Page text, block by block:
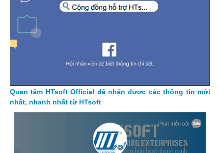
Quan tâm HTsoft Official để nhận được các thông tin mới
nhất, nhanh nhất từ HTsoft